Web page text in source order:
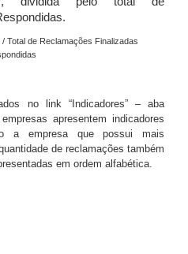
Total de Reclamações Finalizadas
no link “Indicadores” – aba
apresentem indicadores
a empresa que possui mais
de reclamações também
em ordem alfabética.